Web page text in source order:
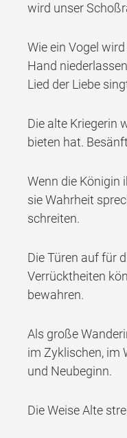
wird unser
Wie ein Vogel
Hand
Lied der Liebe
Die alte Kriegerin
bieten hat.
Wenn die Königin
sie Wahrheit
schreiten.
Die Türen auf für
Verrücktheiten
bewahren.
Als große
im Zyklischen, im
und Neubeginn.
Die Weise Alte